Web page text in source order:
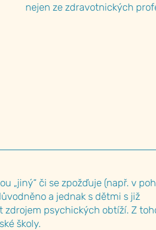
nejen ze zdravotnických
„jiný“ či se zpožďuje (např. v
a jednak s dětmi s již
psychických obtíží. Z
školy.